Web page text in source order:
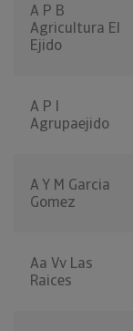
A P B
Agricultura El
Ejido
A P I
Agrupaejido
A Y M Garcia
Gomez
Aa Vv Las
Raices